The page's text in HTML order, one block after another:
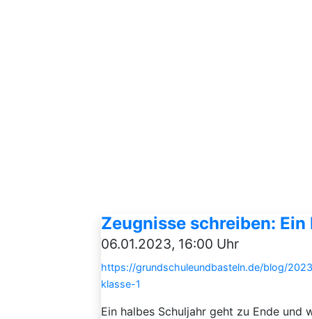
Zeugnisse schreiben:
06.01.2023, 16:00 Uhr
https://grundschuleundbasteln.de/blog/
klasse-1
Ein halbes Schuljahr geht zu Ende